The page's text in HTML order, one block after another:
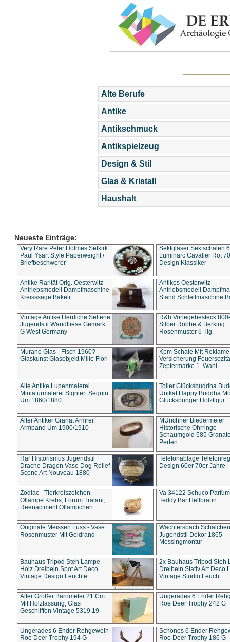
Alte Berufe
Antike
Antikschmuck
Antikspielzeug
Design & Stil
Glas & Kristall
Haushalt
Neueste Einträge:
Very Rare Peter Holmes Selkirk
Paul Ysart Style Paperweight /
Briefbeschwerer
Sektgläser Sektschalen
Luminarc Cavalier Rot
Design Klassiker
Antike Rarität Orig. Oesterwitz
Antriebsmodell Dampfmaschine
Kreisssäge Bakelit
Antikes Oesterwitz
Antriebsmodell
Stand Schleifmaschine
Vintage Antike Herrliche Seltene
Jugendstil Wandfliese Gemarkt
G West Germany
R&b Vorlegebesteck
Silber Robbe & Berking
Rosenmuster 6 Tlg.
Murano Glas - Fisch 1960?
Glaskunst Glasobjekt Mille Fiori
Kpm Schale Mit Reklame
Versicherung
Zeptermarke 1. Wahl
Alte Antike Lupenmalerei
Miniaturmalerei Signiert Seguin
Um 1860/1880
Toller Glücksbuddha
Unikat Happy Buddha
Glücksbringer Holzfigur
Alter Antiker Granat Armreif
Armband Um 1900/1910
MÜnchner Biedermeier
Historische Ohrringe
Schaumgold 585
Perlen
Rar Historismus Jugendstil
Drache Dragon Vase Dog Relief
Scene Art Nouveau 1880
Telefonablage
Design 60er 70er Jahre
Zodiac - Tierkreiszeichen
Öllampe Krebs, Forum Traiani,
Reenactment Öllämpchen
Va 34122 Schuco
Teddy Bär Hellbraun
Originale Meissen Fuss - Vase
Rosenmuster Mit Goldrand
Wächtersbach Schälchen
Jugendstil Dekor 1865
Messingmontur
Bauhaus Tripod Steh Lampe
Holz Dreibein Spot Art Deco
Vintage Design Leuchte
2x Bauhaus Tripod Steh
Dreibein Stativ Art Deco
Vintage Studio Leucht
Alter Großer Barometer 21 Cm
Mit Holzfassung, Glas
Geschliffen Vintage 5319 19
Ungerades 6 Ender
Roe Deer Trophy 242 G
Ungerades 6 Ender Rehgeweih
Roe Deer Trophy 194 G
Schönes 6 Ender
Roe Deer Trophy 186 G